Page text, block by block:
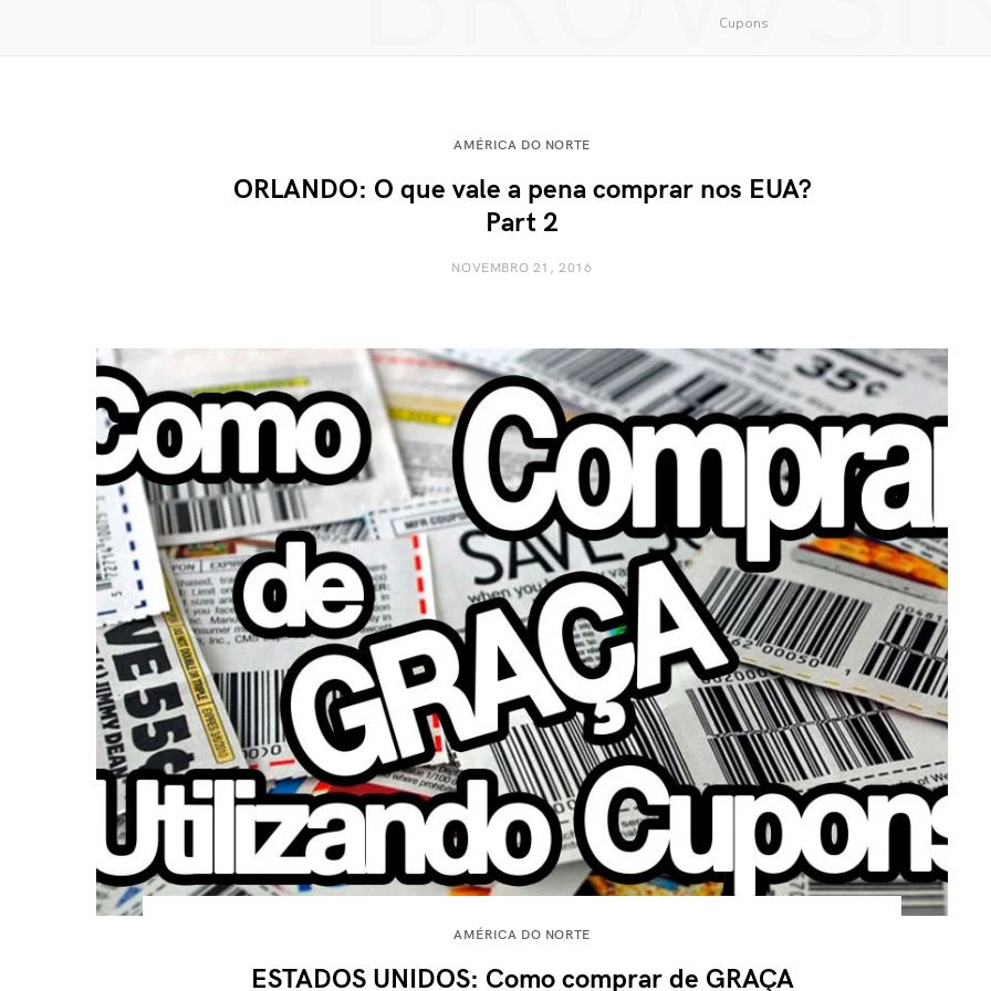
Cupons
AMÉRICA DO NORTE
ORLANDO: O que vale a pena comprar nos EUA?
Part 2
NOVEMBRO 21, 2016
AMÉRICA DO NORTE
ESTADOS UNIDOS: Como comprar de GRAÇA